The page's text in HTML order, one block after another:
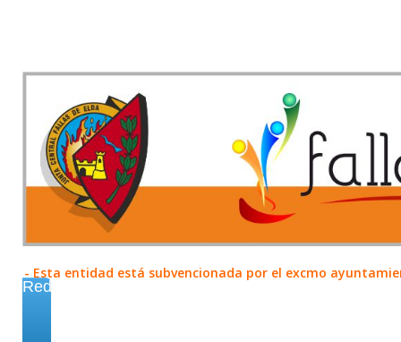
- Esta entidad está subvencionada por el excmo
Redes